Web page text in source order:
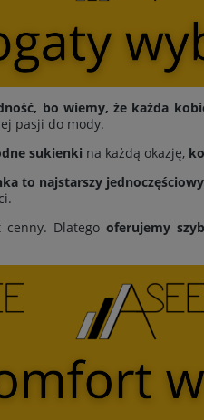
bo wiemy, że każda
pasji do mody.
sukienki na każdą okazję,
to najstarszy
cenny. Dlategooferujemy